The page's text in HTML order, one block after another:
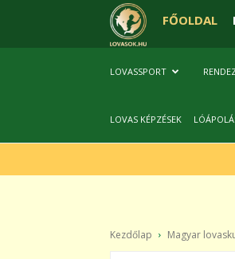
FŐOLDAL
LOVASSPORT
LOVAS KÉPZÉSEK
Kezdőlap Magyar